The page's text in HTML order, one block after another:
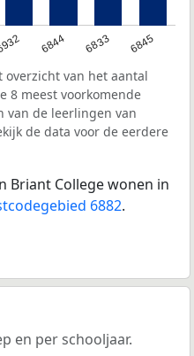
6844 6833 6845
overzicht van het aantal
8 meest voorkomende
van de leerlingen van
de data voor de eerdere
Briant College wonen in
6882.
en per schooljaar.